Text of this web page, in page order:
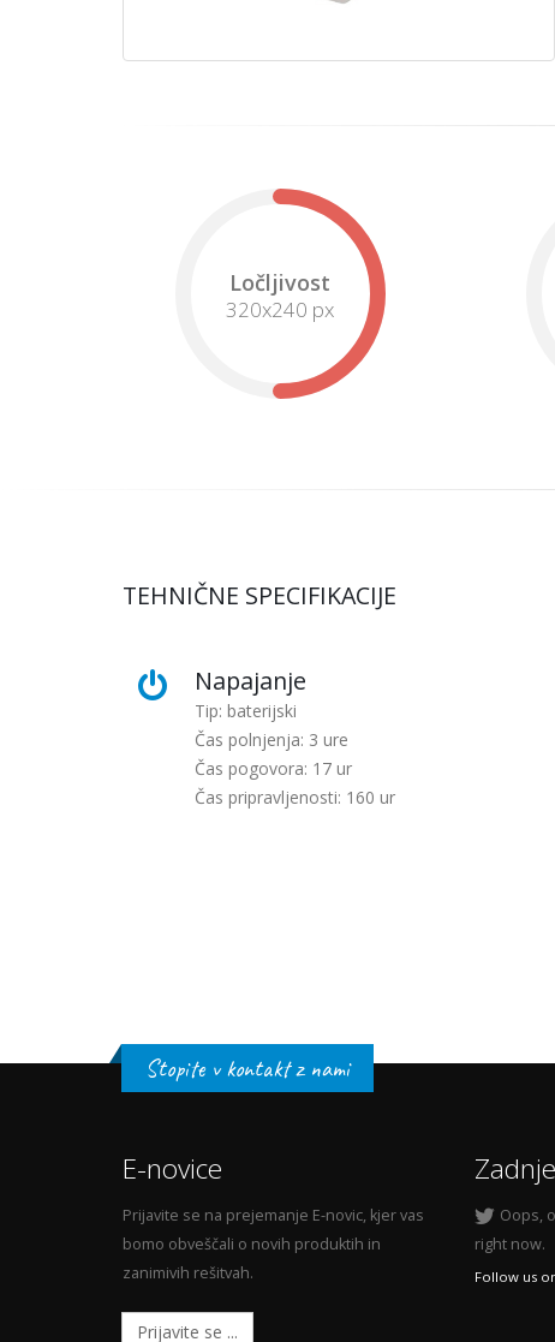
Ločljivost
320x240 px
TEHNIČNE SPECIFIKACIJE
Napajanje
Tip: baterijski
Čas polnjenja: 3 ure
Čas pogovora: 17 ur
Čas pripravljenosti: 160 ur
Stopite v kontakt z nami
E-novice
Prijavite se na prejemanje E-novic, kjer vas
bomo obveščali o novih produktih in
zanimivih rešitvah.
Prijavite se ...
Oops,
right now.
Follow us